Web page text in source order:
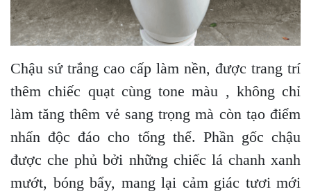
Chậu sứ trắng cao cấp làm nền, được trang trí
thêm chiếc quạt cùng tone màu , không chỉ
làm tăng thêm vẻ sang trọng mà còn tạo điểm
nhấn độc đáo cho tổng thể. Phần gốc chậu
được che phủ bởi những chiếc lá chanh xanh
mướt, bóng bẩy, mang lại cảm giác tươi mới